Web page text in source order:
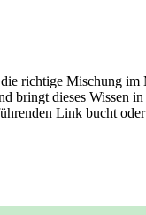
richtige Mischung
bringt dieses Wissen
Link bucht